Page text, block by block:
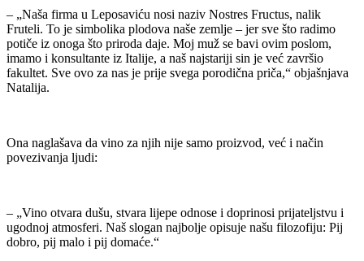
– „Naša firma u Leposaviću nosi naziv Nostres Fructus, nalik
Fruteli. To je simbolika plodova naše zemlje – jer sve što radimo
potiče iz onoga što priroda daje. Moj muž se bavi ovim poslom,
imamo i konsultante iz Italije, a naš najstariji sin je već završio
fakultet. Sve ovo za nas je prije svega porodična priča,“ objašnjava
Natalija.
Ona naglašava da vino za njih nije samo proizvod, već i način
povezivanja ljudi:
– „Vino otvara dušu, stvara lijepe odnose i doprinosi prijateljstvu i
ugodnoj atmosferi. Naš slogan najbolje opisuje našu filozofiju: Pij
dobro, pij malo i pij domaće.“